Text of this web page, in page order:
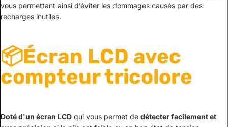
vous permettant ainsi d’éviter les dommages causés par des
recharges inutiles.
📦Écran LCD avec
compteur tricolore
Doté d'un écran LCD qui vous permet de détecter facilement et